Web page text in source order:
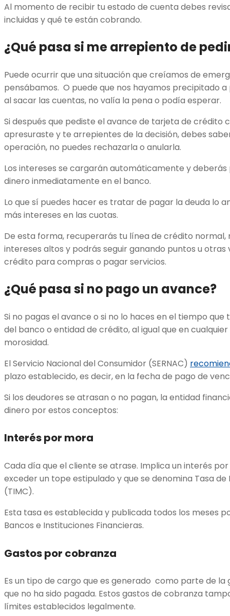
Al momento de recibir tu estado de cuenta debes
incluidas y qué te están cobrando.
¿Qué pasa si me arrepiento de
Puede ocurrir que una situación que creíamos de
pensábamos. O puede que nos hayamos precipitado
al sacar las cuentas, no valía la pena o podía esperar.
Si después que pediste el avance de tarjeta de crédito
apresuraste y te arrepientes de la decisión, debes
operación, no puedes rechazarla o anularla.
Los intereses se cargarán automáticamente y deberás
dinero inmediatamente en el banco.
Lo que sí puedes hacer es tratar de pagar la deuda lo
más intereses en las cuotas.
De esta forma, recuperarás tu línea de crédito
intereses altos y podrás seguir ganando puntos u
crédito para compras o pagar servicios.
¿Qué pasa si no pago un avance?
Si no pagas el avance o si no lo haces en el tiempo
del banco o entidad de crédito, al igual que en
morosidad.
El Servicio Nacional del Consumidor (SERNAC)
plazo establecido, es decir, en la fecha de pago de
Si los deudores se atrasan o no pagan, la entidad
dinero por estos conceptos:
Interés por mora
Cada día que el cliente se atrase. Implica un interés
exceder un tope estipulado y que se denomina Tasa
(TIMC).
Esta tasa es establecida y publicada todos los meses
Bancos e Instituciones Financieras.
Gastos por cobranza
Es un tipo de cargo que es generado como parte de
que no ha sido pagada. Estos gastos de cobranza
límites establecidos legalmente.